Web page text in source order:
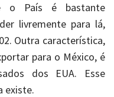
o País é bastante
livremente para lá,
Outra característica,
para o México, é
dos EUA. Esse
existe.